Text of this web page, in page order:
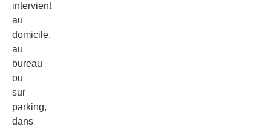
intervient
au
domicile,
au
bureau
ou
sur
parking,
dans